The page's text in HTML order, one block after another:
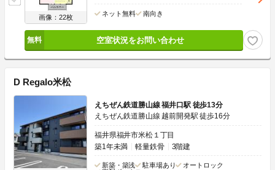
画像：22枚
ネット無料 南向き
空室状況をお問い合わせ
D Regalo米松
えちぜん鉄道勝山線 福井口駅 徒歩13分
えちぜん鉄道勝山線 越前開発駅 徒歩16分
福井県福井市米松１丁目
築1年未満
軽量鉄骨 3階建
新築・築浅 駐車場あり
オートロック